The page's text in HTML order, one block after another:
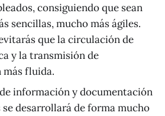
consiguiendo que sean
sencillas, mucho más ágiles.
que la circulación de
y la transmisión de
fluida.
información y documentación
desarrollará de forma mucho